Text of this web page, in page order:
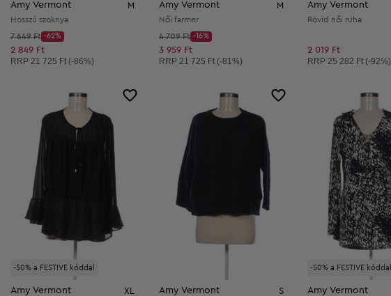
Amy Vermont M
Hosszú szoknya
Kezdő ár:
7 649 Ft
Discount Price:
-62%
Csökkentett ár:
2 849 Ft
Ajánlott ár:
RRP 21 725 Ft (-86%)
Amy Vermont M
Női farmer
Kezdő ár:
4 709 Ft
Discount Price:
-16%
Csökkentett ár:
3 959 Ft
Ajánlott ár:
RRP 21 725 Ft (-81%)
Amy Vermont
Rövid női ruha
2 019 Ft
Ajánlott ár:
RRP25 282 Ft (-92%)
-50% a FESTIVE kóddal
Amy Vermont XL Amy Vermont S
-50% a FESTIVE kóddal
Amy Vermont